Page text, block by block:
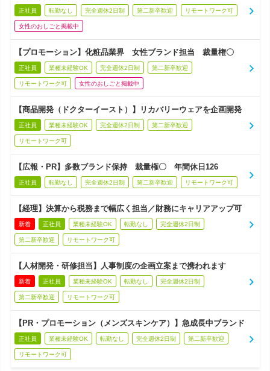
正社員 転勤なし 完全週休2日制 第二新卒歓迎 リモートワーク可
女性のおしごと掲載中
【プロモーション】化粧品業界 女性ブランド担当 裁量権〇
正社員 業種未経験OK 完全週休2日制 第二新卒歓迎
リモートワーク可 女性のおしごと掲載中
【商品開発（ドクターイースト）】リカバリーウェアを企画開発
正社員 業種未経験OK 完全週休2日制 第二新卒歓迎
リモートワーク可
【広報・PR】多数ブランド保持 裁量権〇 年間休日126
正社員 転勤なし 完全週休2日制 第二新卒歓迎 リモートワーク可
【経理】決算から税務まで幅広く担当／財務にキャリアアップ可
新着 正社員 業種未経験OK 転勤なし 完全週休2日制
第二新卒歓迎 リモートワーク可
【人材開発・研修担当】人事制度の企画立案まで携われます
新着 正社員 業種未経験OK 転勤なし 完全週休2日制
第二新卒歓迎 リモートワーク可
【PR・プロモーション（メンズスキンケア）】急成長中ブランド
正社員 業種未経験OK 転勤なし 完全週休2日制 第二新卒歓迎
リモートワーク可